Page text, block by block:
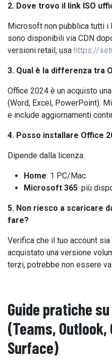
2. Dove trovo il link ISO
Microsoft non pubblica tutti i
sono disponibili via CDN
versioni retail, usa https://
3. Qual è la differenza tra
Office 2024 è un acquisto
(Word, Excel, PowerPoint).
e include aggiornamenti
4. Posso installare Office
Dipende dalla licenza:
Home: 1 PC/Mac.
Microsoft 365: più
5. Non riesco a scaricare
fare?
Verifica che il tuo account
acquistato una versione
terzi, potrebbe non essere
Guide pratiche
(Teams, Outlook,
Surface)